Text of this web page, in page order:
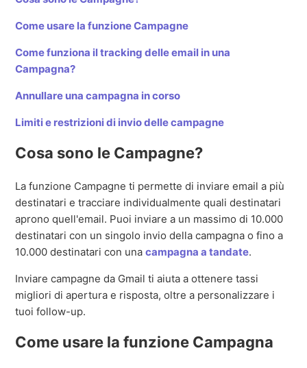
Come usare la funzione Campagne
Come funziona il tracking delle email in una
Campagna?
Annullare una campagna in corso
Limiti e restrizioni di invio delle campagne
Cosa sono le Campagne?
La funzione Campagne ti permette di inviare email a più
destinatari e tracciare individualmente quali destinatari
aprono quell'email. Puoi inviare a un massimo di 10.000
destinatari con un singolo invio della campagna o fino a
10.000 destinatari con unacampagna a tandate.
Inviare campagne da Gmail ti aiuta a ottenere tassi
migliori di apertura e risposta, oltre a personalizzare i
tuoi follow-up.
Come usare la funzione Campagna